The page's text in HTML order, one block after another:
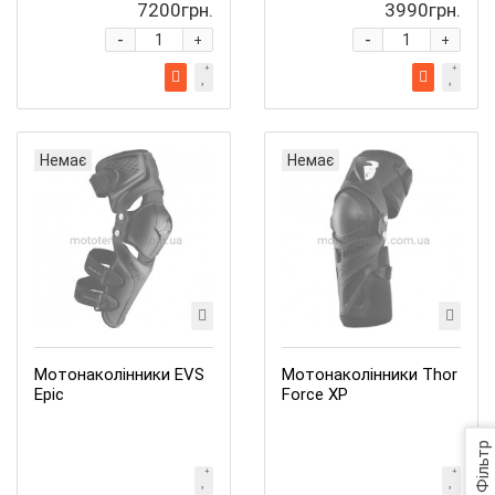
Фільтр
7200грн.
+
-
3990грн.
+
-
Немає
Мотонаколінники EVS
Epic
Немає
Мотонаколінники Thor
Force XP